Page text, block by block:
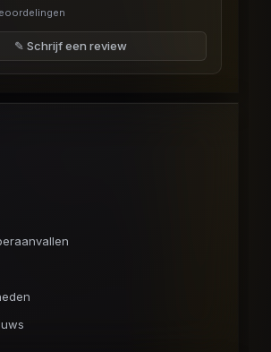
✎ Schrijf een review